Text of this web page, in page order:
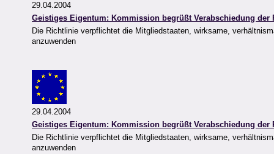
29.04.2004
Geistiges Eigentum: Kommission begrüßt Verabschiedung
Die Richtlinie verpflichtet die Mitgliedstaaten, wirksame,
anzuwenden
29.04.2004
Geistiges Eigentum: Kommission begrüßt Verabschiedung
Die Richtlinie verpflichtet die Mitgliedstaaten, wirksame,
anzuwenden